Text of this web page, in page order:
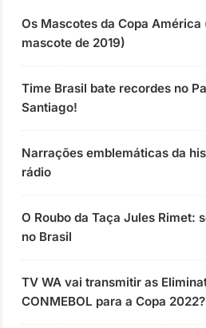
Os Mascotes da Copa América
mascote de 2019)
Time Brasil bate recordes no
Santiago!
Narrações emblemáticas da
rádio
O Roubo da Taça Jules Rimet:
no Brasil
TV WA vai transmitir as
CONMEBOL para a Copa 2022?